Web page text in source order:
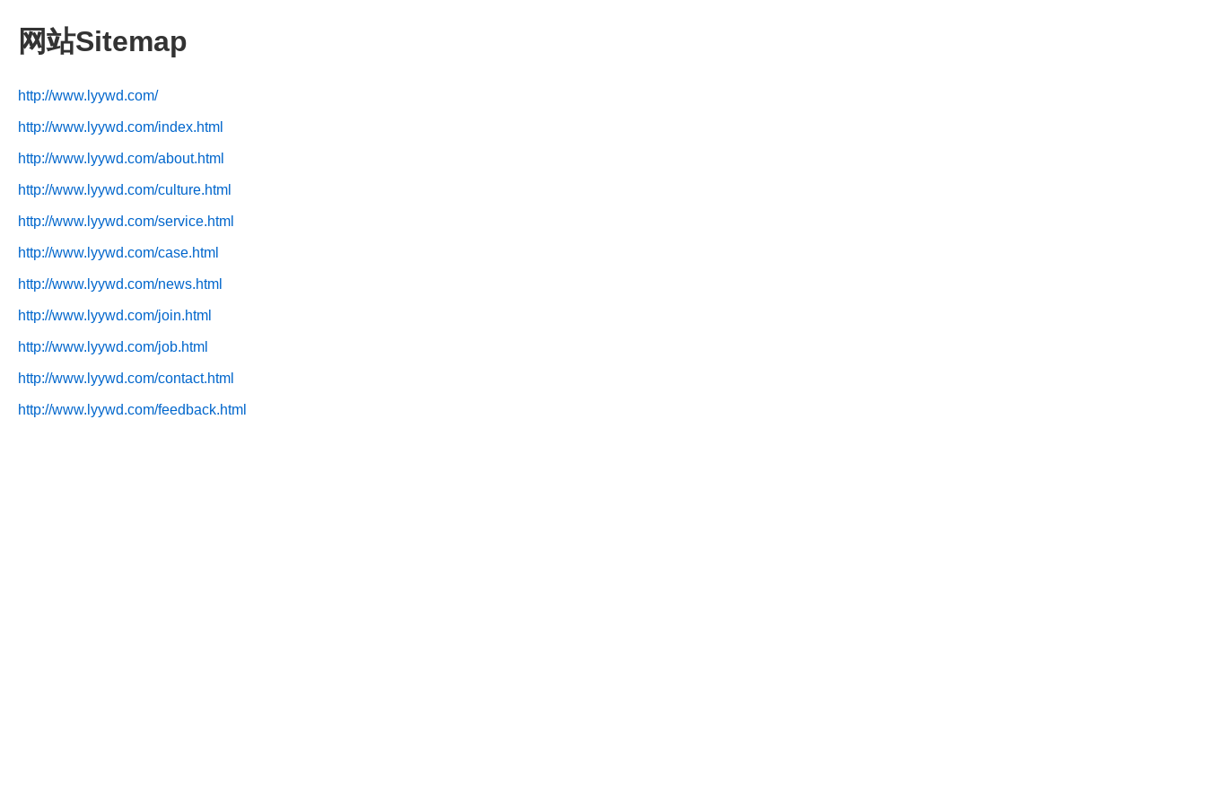
网站Sitemap
http://www.lyywd.com/
http://www.lyywd.com/index.html
http://www.lyywd.com/about.html
http://www.lyywd.com/culture.html
http://www.lyywd.com/service.html
http://www.lyywd.com/case.html
http://www.lyywd.com/news.html
http://www.lyywd.com/join.html
http://www.lyywd.com/job.html
http://www.lyywd.com/contact.html
http://www.lyywd.com/feedback.html